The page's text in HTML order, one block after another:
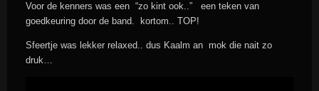
Voor de kenners was een “zo kint ook..” een teken van
goedkeuring door de band. kortom.. TOP!
Sfeertje was lekker relaxed.. dus Kaalm an mok die nait zo
druk…